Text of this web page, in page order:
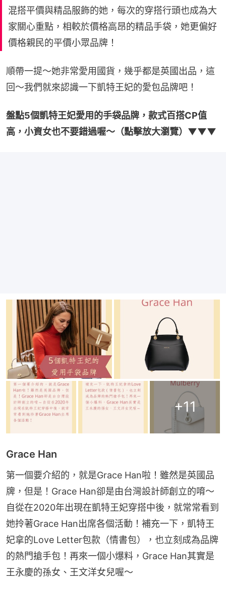
混搭平價與精品服飾的她，每次的穿搭行頭也成為大
家關心重點，相較於價格高昂的精品手袋，她更偏好
價格親民的平價小眾品牌！
順帶一提～她非常愛用國貨，幾乎都是英國出品，這
回～我們就來認識一下凱特王妃的愛包品牌吧！
盤點5個凱特王妃愛用的手袋品牌，款式百搭CP值
高，小資女也不要錯過喔～（點擊放大瀏覽）▼▼▼
+11
Grace Han
第一個要介紹的，就是Grace Han啦！雖然是英國品
牌，但是！Grace Han卻是由台灣設計師創立的唷～
自從在2020年出現在凱特王妃穿搭中後，就常常看到
她拎著Grace Han出席各個活動！補充一下，凱特王
妃拿的Love Letter包款（情書包），也立刻成為品牌
的熱門搶手包！再來一個小爆料，Grace Han其實是
王永慶的孫女、王文洋女兒喔～